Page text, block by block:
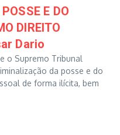
E DO
DIREITO
Dario
o Supremo Tribunal
da posse e do
de forma ilícita, bem